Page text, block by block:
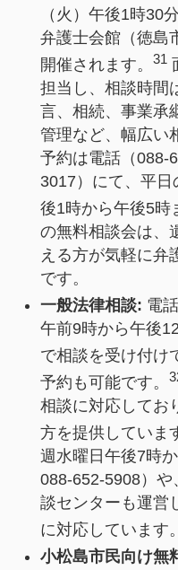
（火）午後1時30
弁護士会館（徳島
開催されます。
31
担当し、相談時間
言、相続、事業承
管理など、幅広い
予約は電話（088-
3017）にて、平
後1時から午後5時
の無料相談会は、
える方が気軽に弁
です。
一般法律相談: 電
午前9時から午後
で相談を受け付け
予約も可能です。
相談に対応してお
方を提供していま
週水曜日午後7時
088-652-5908）
談センターも運営
に対応しています。
小松島市民向け無